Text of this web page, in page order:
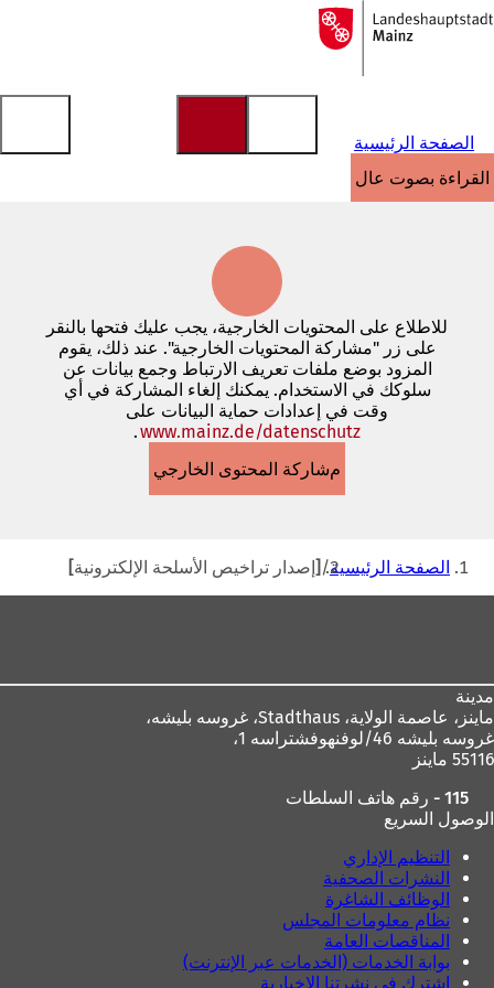
الانتقال إلى المحتوى
إلى
الصفحة
الصفحة الرئيسية
القراءة بصوت عالٍ
للاطلاع على المحتويات الخارجية، يجب عليك فتحها بالنقر
على زر "مشاركة المحتويات الخارجية". عند ذلك، يقوم
المزود بوضع ملفات تعريف الارتباط وجمع بيانات عن
سلوكك في الاستخدام. يمكنك إلغاء المشاركة في أي
وقت في إعدادات حماية البيانات على
www.mainz.de/datenschutz(يفتح.
مشاركة المحتوى الخارجي
أنت الصفحة الرئيسية [إصدار تراخيص الأسلحة الإلكترونية]
مدينة
ماينز، عاصمة الولاية،
غروسه بليشه 46/لوفنهوفشتراسه 1،
55116 ماينز
115 - رقم هاتف السلطات
الوصول السريع
التنظيم الإداري
النشرات الصحفية
الوظائف الشاغرة
نظام معلومات المجلس
المناقصات العامة
بوابة الخدمات (الخدمات عبر الإنترنت)
اشترك في نشرتنا الإخبارية